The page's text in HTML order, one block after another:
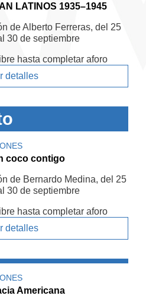
LATINOS 1935–1945
de Alberto Ferreras, del 25
30 de septiembre
hasta completar aforo
detalles
coco contigo
de Bernardo Medina, del 25
30 de septiembre
hasta completar aforo
detalles
Americana